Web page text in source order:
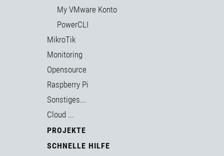
My VMware Konto
PowerCLI
MikroTik
Monitoring
Opensource
Raspberry Pi
Sonstiges...
Cloud ...
PROJEKTE
SCHNELLE HILFE